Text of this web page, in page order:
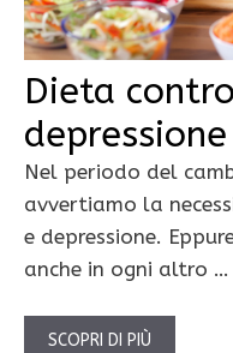
Dieta
depressione
Nel periodo del
avvertiamo la
e depressione.
anche in ogni altro …
SCOPRI DI PIÙ